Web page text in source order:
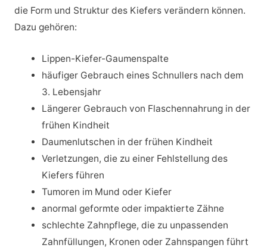
die Form und Struktur des Kiefers verändern können.
Dazu gehören:
Lippen-Kiefer-Gaumenspalte
häufiger Gebrauch eines Schnullers nach dem
3. Lebensjahr
Längerer Gebrauch von Flaschennahrung in der
frühen Kindheit
Daumenlutschen in der frühen Kindheit
Verletzungen, die zu einer Fehlstellung des
Kiefers führen
Tumoren im Mund oder Kiefer
anormal geformte oder impaktierte Zähne
schlechte Zahnpflege, die zu unpassenden
Zahnfüllungen, Kronen oder Zahnspangen führt